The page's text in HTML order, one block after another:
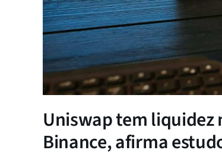
Uniswap tem liquidez
Binance, afirma